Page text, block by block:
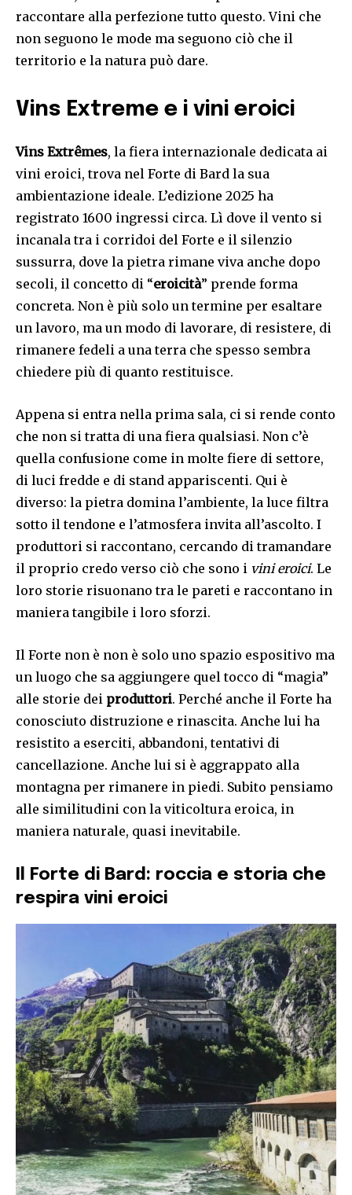
raccontare alla perfezione tutto questo. Vini che
non seguono le mode ma seguono ciò che il
territorio e la natura può dare.
Vins Extreme e i vini eroici
Vins Extrêmes, la fiera internazionale dedicata ai
vini eroici, trova nel Forte di Bard la sua
ambientazione ideale. L’edizione 2025 ha
registrato 1600 ingressi circa. Lì dove il vento si
incanala tra i corridoi del Forte e il silenzio
sussurra, dove la pietra rimane viva anche dopo
secoli, il concetto di “eroicità” prende forma
concreta. Non è più solo un termine per esaltare
un lavoro, ma un modo di lavorare, di resistere, di
rimanere fedeli a una terra che spesso sembra
chiedere più di quanto restituisce.
Appena si entra nella prima sala, ci si rende conto
che non si tratta di una fiera qualsiasi. Non c’è
quella confusione come in molte fiere di settore,
di luci fredde e di stand appariscenti. Qui è
diverso: la pietra domina l’ambiente, la luce filtra
sotto il tendone e l’atmosfera invita all’ascolto. I
produttori si raccontano, cercando di tramandare
il proprio credo verso ciò che sono i vini eroici. Le
loro storie risuonano tra le pareti e raccontano in
maniera tangibile i loro sforzi.
Il Forte non è non è solo uno spazio espositivo ma
un luogo che sa aggiungere quel tocco di “magia”
alle storie dei produttori. Perché anche il Forte ha
conosciuto distruzione e rinascita. Anche lui ha
resistito a eserciti, abbandoni, tentativi di
cancellazione. Anche lui si è aggrappato alla
montagna per rimanere in piedi. Subito pensiamo
alle similitudini con la viticoltura eroica, in
maniera naturale, quasi inevitabile.
Il Forte di Bard: roccia e storia che
respira vini eroici